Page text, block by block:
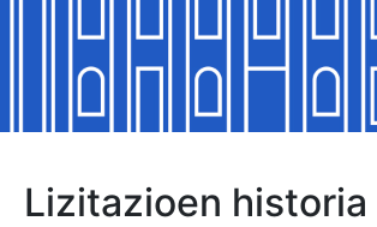
Erakutsi/Ezkutatu
Erakutsi/Ezkutatu
Erakutsi/Ezkutatu
Lizitazioen historia